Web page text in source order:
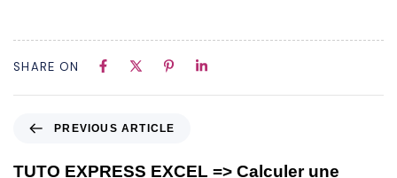
SHARE ON
PREVIOUS ARTICLE
TUTO EXPRESS EXCEL => Calculer une